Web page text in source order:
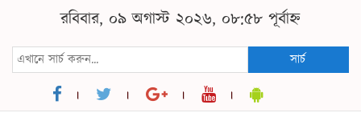
রবিবার, ০৯ অগাস্ট ২০২৬, ০৮:৫৮ পূর্বাহ্ন
সার্চ